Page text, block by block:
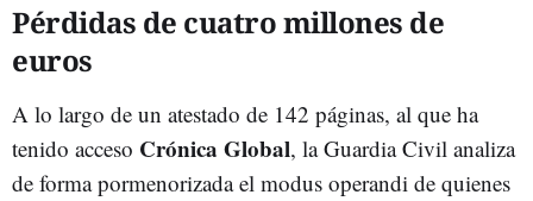
Pérdidas de cuatro millones de
euros
A lo largo de un atestado de 142 páginas, al que ha
tenido acceso Crónica Global, la Guardia Civil analiza
de forma pormenorizada el modus operandi de quienes